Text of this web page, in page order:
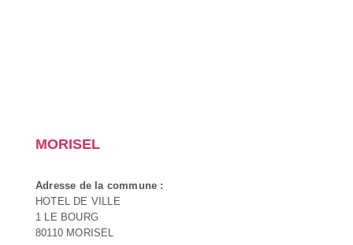
MORISEL
Adresse de la commune :
HOTEL DE VILLE
1 LE BOURG
80110 MORISEL